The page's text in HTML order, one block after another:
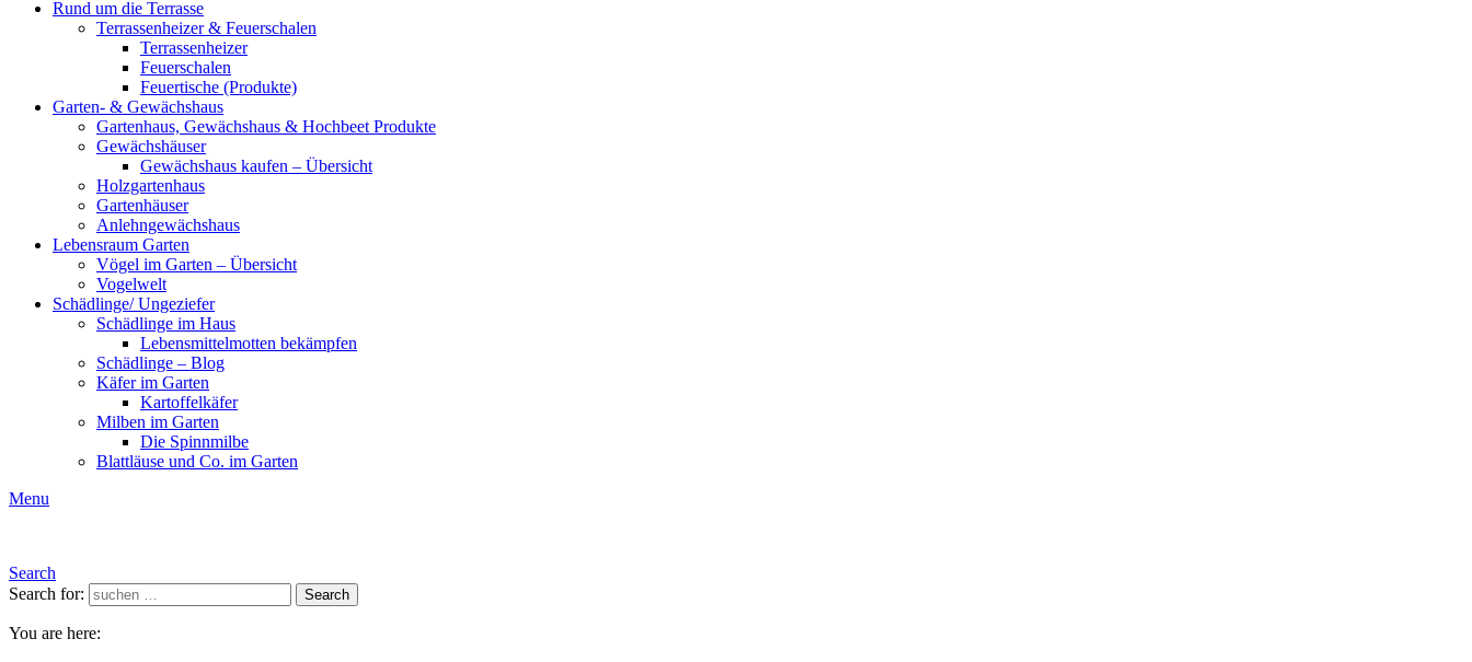
Rund um die Terrasse
Terrassenheizer & Feuerschalen
Terrassenheizer
Feuerschalen
Feuertische (Produkte)
Garten- & Gewächshaus
Gartenhaus, Gewächshaus & Hochbeet Produkte
Gewächshäuser
Gewächshaus kaufen – Übersicht
Holzgartenhaus
Gartenhäuser
Anlehngewächshaus
Lebensraum Garten
Vögel im Garten – Übersicht
Vogelwelt
Schädlinge/ Ungeziefer
Schädlinge im Haus
Lebensmittelmotten bekämpfen
Schädlinge – Blog
Käfer im Garten
Kartoffelkäfer
Milben im Garten
Die Spinnmilbe
Blattläuse und Co. im Garten
Menu
Search
Search for:
Search
You are here: